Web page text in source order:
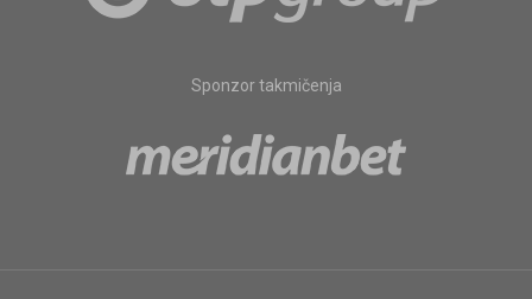
Sponzor takmičenja